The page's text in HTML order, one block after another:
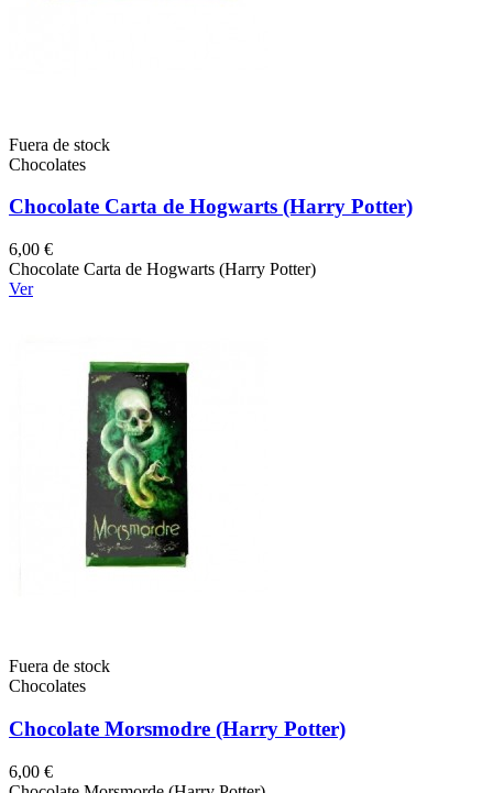
Fuera de stock
Chocolates
Chocolate Carta de Hogwarts (Harry Potter)
6,00 €
Chocolate Carta de Hogwarts (Harry Potter)
Ver
Fuera de stock
Chocolates
Chocolate Morsmodre (Harry Potter)
6,00 €